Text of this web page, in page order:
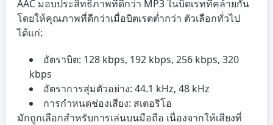
AAC มอบประสิทธิภาพที่ดีกว่า MP3 ในบิตเรทที่คล้ายกัน
โดยให้คุณภาพที่ดีกว่าเมื่อบิตเรตต่ำกว่า ตัวเลือกทั่วไป
ได้แก่:
อัตราบิต: 128 kbps, 192 kbps, 256 kbps, 320
kbps
อัตราการสุ่มตัวอย่าง: 44.1 kHz, 48 kHz
การกำหนดช่องเสียง: สเตอริโอ
มักถูกเลือกสำหรับการเล่นบนมือถือ เนื่องจากให้เสียงที่